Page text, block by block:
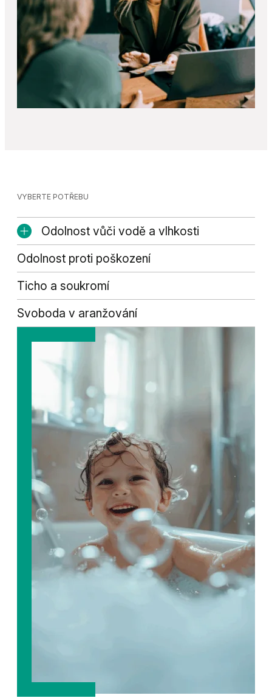
VYBERTE POTŘEBU
Odolnost vůči vodě a vlhkosti
Odolnost proti poškození
Ticho a soukromí
Svoboda v aranžování